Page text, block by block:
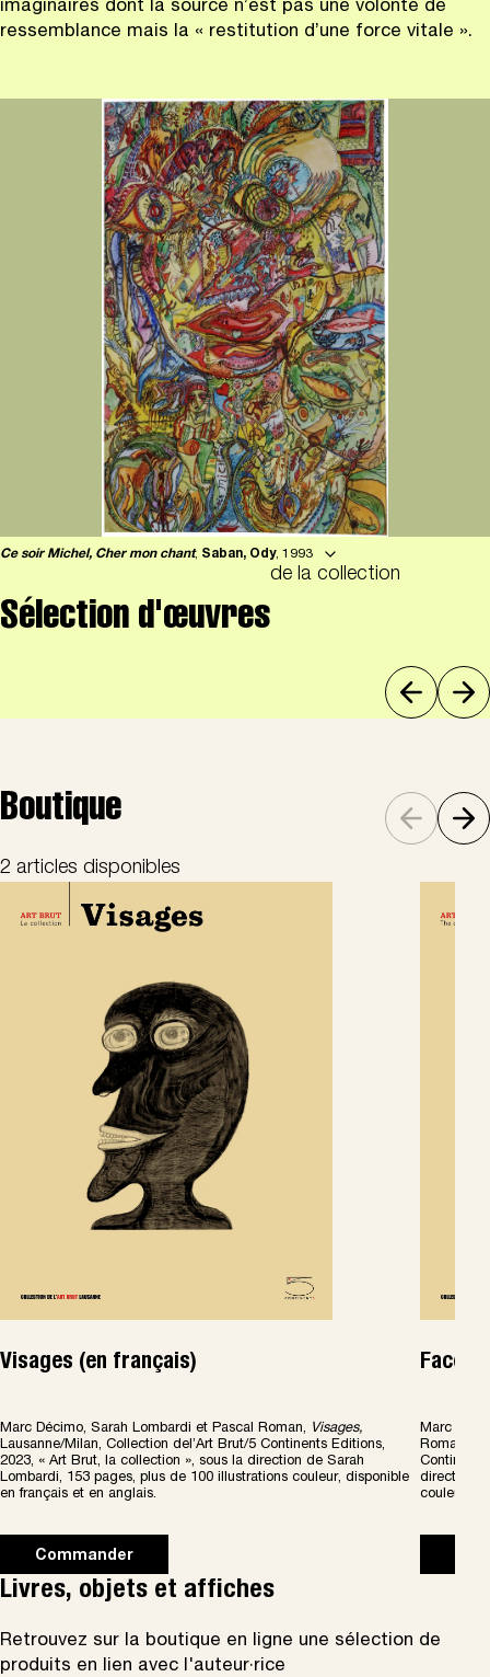
imaginaires dont la source n’est pas une volonté de
ressemblance mais la « restitution d’une force vitale ».
Ce soir Michel, Cher mon chant, Saban, Ody, 1993
Sélection d'œuvres
de la collection
Boutique
2 articles disponibles
Visages (en français)
Marc Décimo, Sarah Lombardi et Pascal Roman, Visages,
Lausanne/Milan, Collection del’Art Brut/5 Continents Editions,
2023, « Art Brut, la collection », sous la direction de Sarah
Lombardi, 153 pages, plus de 100 illustrations couleur, disponible
en français et en anglais.
Commander
Faces
Marc
Roman,
direction
couleur,
Livres, objets et affiches
Retrouvez sur la boutique en ligne une sélection de
produits en lien avec l'auteur·rice